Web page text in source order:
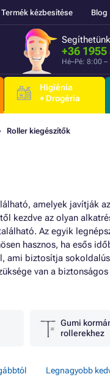
Termék kézbesítése Blog
+36 1955
Hé–Pé: 8:00 –
Higiénia
+ Drogéria
Roller kiegészítők
amelyek javítják
kezdve az olyan
Az egyik
hasznos, ha esős
biztosítja
van a
Gumi
rollerekhez
Legnagyobb